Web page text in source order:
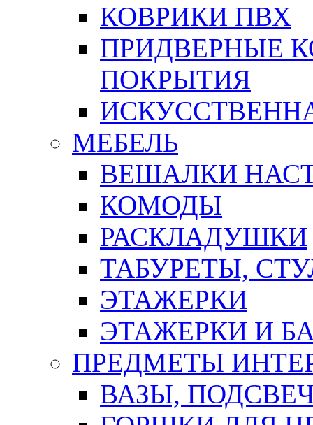
КОВРИКИ ПВХ
ПРИДВЕРНЫЕ
ПОКРЫТИЯ
МЕБЕЛЬ
ВЕШАЛКИ
КОМОДЫ
РАСКЛАДУШКИ
ТАБУРЕТЫ,
ЭТАЖЕРКИ
ЭТАЖЕРКИ И
ПРЕДМЕТЫ
ВАЗЫ,